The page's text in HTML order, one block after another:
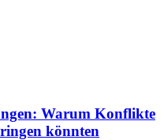
Warum Konflikte
könnten